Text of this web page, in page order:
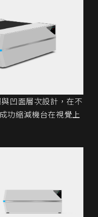
凹面層次設計，在不
功縮減機台在視覺上